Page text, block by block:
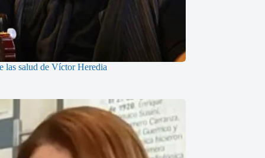
las salud de Víctor Heredia